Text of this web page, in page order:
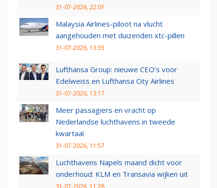
31-07-2026, 22:01
Malaysia Airlines-piloot na vlucht
aangehouden met duizenden xtc-pillen
31-07-2026, 13:55
Lufthansa Group: nieuwe CEO’s voor
Edelweiss en Lufthansa City Airlines
31-07-2026, 13:17
Meer passagiers en vracht op
Nederlandse luchthavens in tweede
kwartaal
31-07-2026, 11:57
Luchthavens Napels maand dicht voor
onderhoud: KLM en Transavia wijken uit
31-07-2026, 11:28